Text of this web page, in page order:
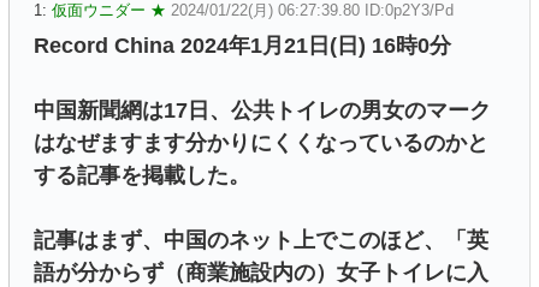
1: 仮面ウニダー ★ 2024/01/22(月) 06:27:39.80 ID:0p2Y3/Pd
Record China 2024年1月21日(日) 16時0分
中国新聞網は17日、公共トイレの男女のマーク
はなぜますます分かりにくくなっているのかと
する記事を掲載した。
記事はまず、中国のネット上でこのほど、「英
語が分からず（商業施設内の）女子トイレに入